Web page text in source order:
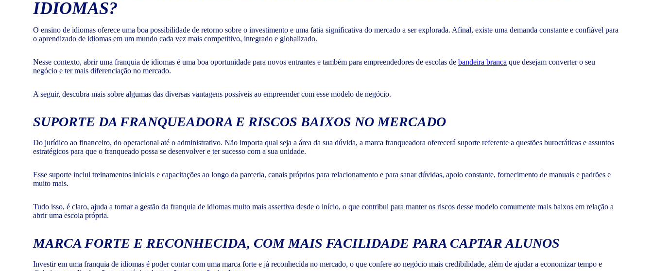
IDIOMAS?
O ensino de idiomas oferece uma boa possibilidade de retorno sobre o investimento e uma fatia significativa do mercado a ser explorada. Afinal, existe uma demanda constante e confiável para
o aprendizado de idiomas em um mundo cada vez mais competitivo, integrado e globalizado.
Nesse contexto, abrir uma franquia de idiomas é uma boa oportunidade para novos entrantes e também para empreendedores de escolas de bandeira branca que desejam converter o seu
negócio e ter mais diferenciação no mercado.
A seguir, descubra mais sobre algumas das diversas vantagens possíveis ao empreender com esse modelo de negócio.
SUPORTE DA FRANQUEADORA E RISCOS BAIXOS NO MERCADO
Do jurídico ao financeiro, do operacional até o administrativo. Não importa qual seja a área da sua dúvida, a marca franqueadora oferecerá suporte referente a questões burocráticas e assuntos
estratégicos para que o franqueado possa se desenvolver e ter sucesso com a sua unidade.
Esse suporte inclui treinamentos iniciais e capacitações ao longo da parceria, canais próprios para relacionamento e para sanar dúvidas, apoio constante, fornecimento de manuais e padrões e
muito mais.
Tudo isso, é claro, ajuda a tornar a gestão da franquia de idiomas muito mais assertiva desde o início, o que contribui para manter os riscos desse modelo comumente mais baixos em relação a
abrir uma escola própria.
MARCA FORTE E RECONHECIDA, COM MAIS FACILIDADE PARA CAPTAR ALUNOS
Investir em uma franquia de idiomas é poder contar com uma marca forte e já reconhecida no mercado, o que confere ao negócio mais credibilidade, além de ajudar a economizar tempo e